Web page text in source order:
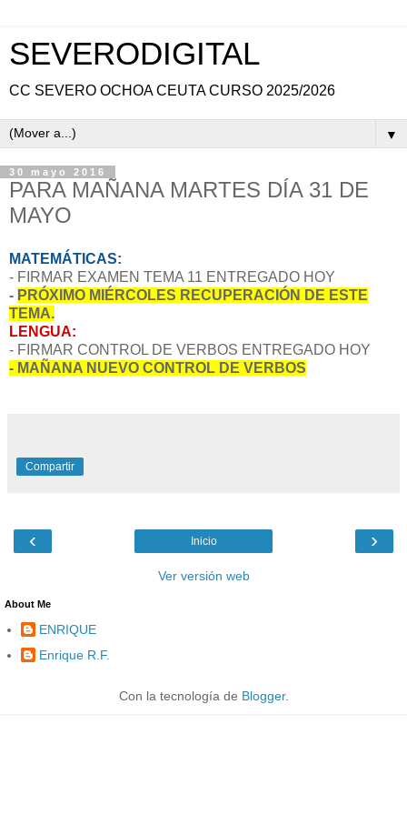
SEVERODIGITAL
CC SEVERO OCHOA CEUTA CURSO 2025/2026
▼
30 mayo 2016
PARA MAÑANA MARTES DÍA 31 DE
MAYO
MATEMÁTICAS:
- FIRMAR EXAMEN TEMA 11 ENTREGADO HOY
- PRÓXIMO MIÉRCOLES RECUPERACIÓN DE ESTE
TEMA.
LENGUA:
- FIRMAR CONTROL DE VERBOS ENTREGADO HOY
- MAÑANA NUEVO CONTROL DE VERBOS
Compartir
‹ ›
Inicio
Ver versión web
About Me
ENRIQUE
Enrique R.F.
Con la tecnología de Blogger.